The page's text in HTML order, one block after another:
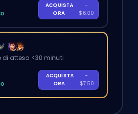
ACQUISTA
ORA
-
$6.00
di attesa <30 minuti
ACQUISTA
ORA
-
$7.50